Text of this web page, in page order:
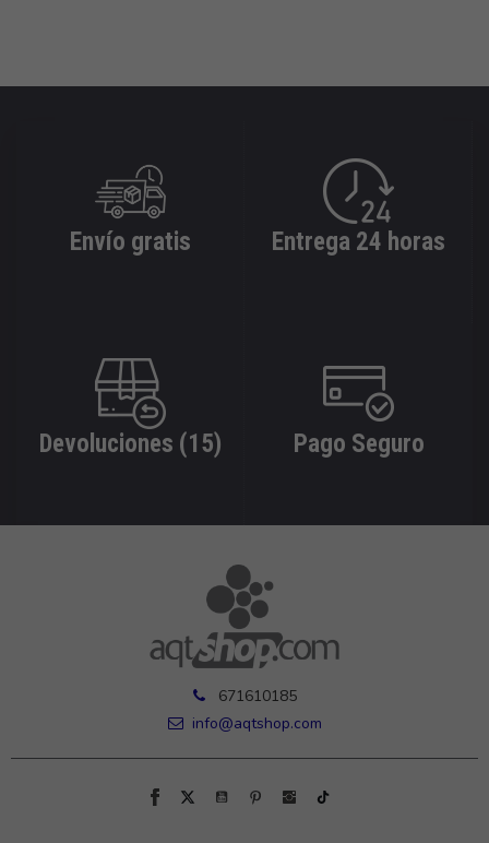
Envío gratis Entrega 24 horas
Devoluciones (15) Pago Seguro
671610185
info@aqtshop.com